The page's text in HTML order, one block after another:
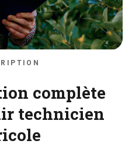
complète
technicien